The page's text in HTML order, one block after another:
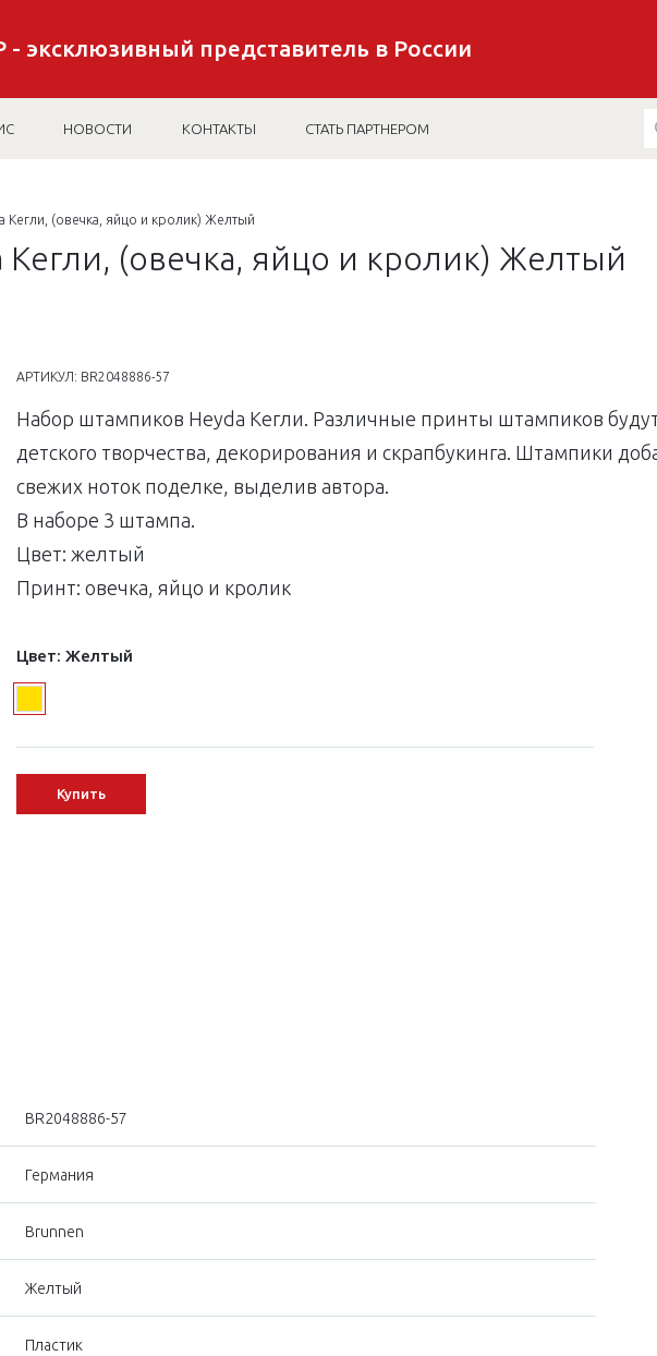
- эксклюзивный представитель в России
НОВОСТИ КОНТАКТЫ СТАТЬ ПАРТНЕРОМ
(овечка, яйцо и кролик) Желтый
(овечка, яйцо и кролик) Желтый
АРТИКУЛ: BR2048886-57
Набор штампиков Heyda Кегли. Различные принты штампиков
детского творчества, декорирования и скрапбукинга. Штампики
свежих ноток поделке, выделив автора.
В наборе 3 штампа.
Цвет: желтый
Принт: овечка, яйцо и кролик
Цвет: Желтый
Купить
BR2048886-57
Германия
Brunnen
Желтый
Пластик